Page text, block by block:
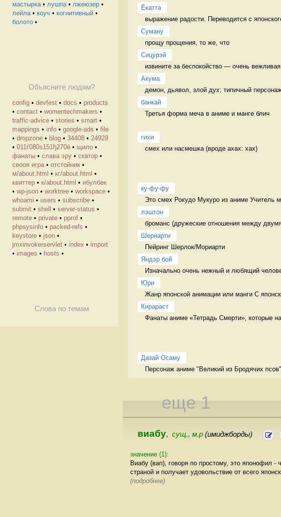
мастырка• лушпа• лжеюзер •
лейла• коуч • когнитивный •
болото •
Обьясните людям?
config • devfest • docs • products
• contact • womentechmakers •
traffic-advice • stories • smart •
mappings • info • google-ads • file
• dropzone • blog • 34408 • 24929
• 011ѓ080ѕ151ђ270ё • щило •
фанаты • слава эру • скатор •
свооя игра • отстойник •
м/about.html • кг/about.html •
квиттер • к/about.html • ибулбек
• wp-json • worktree • workspace •
whoami • users • subscribe •
submit • shell • server-status •
remote • private • pprof •
phpsysinfo • packed-refs •
keystore • json •
jmxinvokerservlet • index • import
• images • hosts •
Слова по темам
Ёкатта
выражение радости. Переводится с
Суману
прощу прощения, то же, что
Сицурэй
извините за беспокойство — очень
Акума
демон, дьявол, злой дух; типичный
банкай
Третья форма меча в аниме и манге блич
гихи
смех или насмешка (вроде ахах: хах)
ку-фу-фу
Это смех Рокудо Мукуро из аниме Учитель
лэштон
броманс (дружеские отношения между
Шериарти
Пейринг Шерлок/Мориарти
Яндэр бой
Изначально очень нежный и любящий
Юри
Жанр японской анимации или манги С
Кирараст
Фанаты аниме «Тетрадь Смерти», которые
Дазай Осаму
Персонаж аниме "Великий из Бродячих
еще 1
виабу, сущ., м.р (имиджборды)
значение (1):
Виабу (вап), говоря по простому, это японофил -
страной и получает удовольствие от всего
(подробнее)